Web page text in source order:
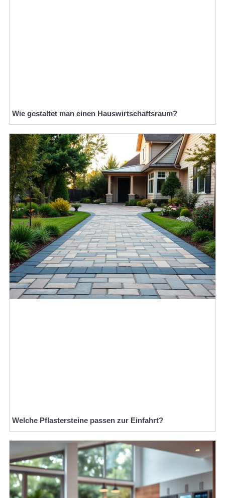
Wie gestaltet man einen Hauswirtschaftsraum?
Welche Pflastersteine passen zur Einfahrt?